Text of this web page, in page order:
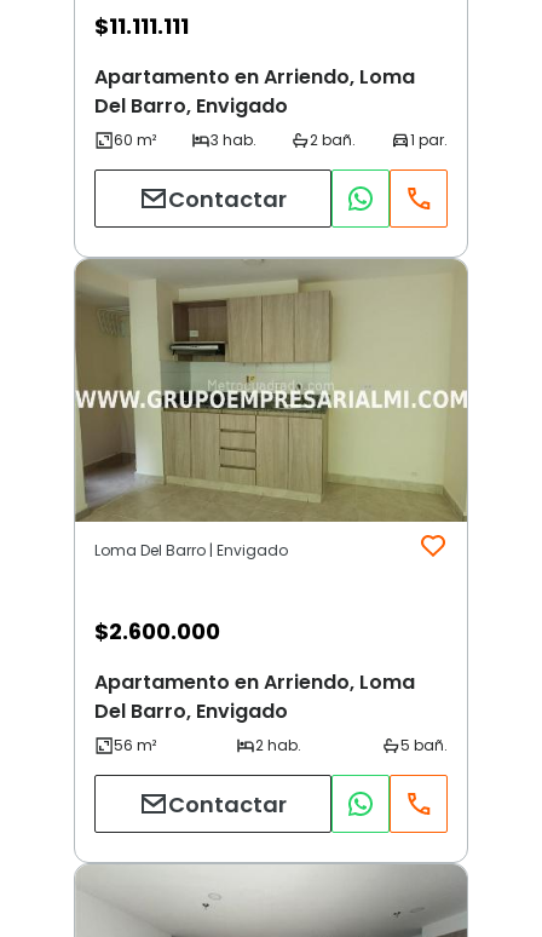
$11.111.111
Apartamento en Arriendo, Loma
Del Barro, Envigado
Contactar
Loma Del Barro | Envigado
$2.600.000
Apartamento en Arriendo, Loma
Del Barro, Envigado
Contactar